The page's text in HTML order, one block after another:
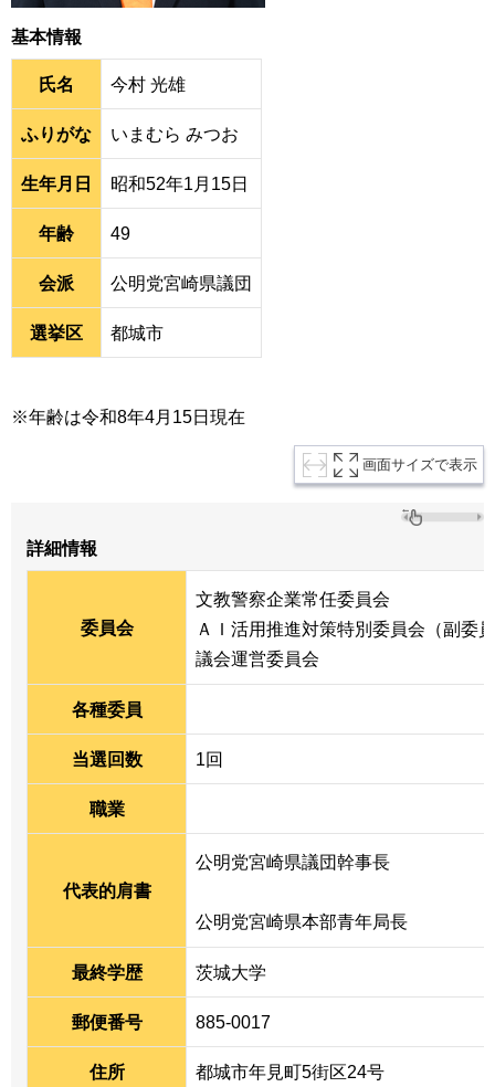
基本情報
氏名 今村 光雄
ふりがな いまむら みつお
生年月日 昭和52年1月15日
年齢 49
会派 公明党宮崎県議団
選挙区 都城市
※年齢は令和8年4月15日現在
画面サイズで表示
詳細情報
委員会
文教警察企業常任委員会
ＡＩ活用推進対策特別委員会（副委
議会運営委員会
各種委員
当選回数 1回
職業
代表的肩書
公明党宮崎県議団幹事長
公明党宮崎県本部青年局長
最終学歴 茨城大学
郵便番号 885-0017
住所 都城市年見町5街区24号